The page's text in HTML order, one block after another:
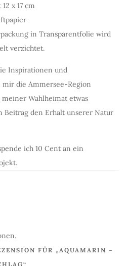
x 17 cm
in Transparentfolie wird
verzichtet.
Inspirationen und
die Ammersee-Region
Wahlheimat etwas
Beitrag den Erhalt unserer Natur
ich 10 Cent an ein
FÜR „AQUAMARIN –